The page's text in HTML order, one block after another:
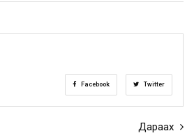
Facebook Twitter
Дараах